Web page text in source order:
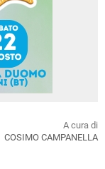
A cura di
COSIMO CAMPANELLA